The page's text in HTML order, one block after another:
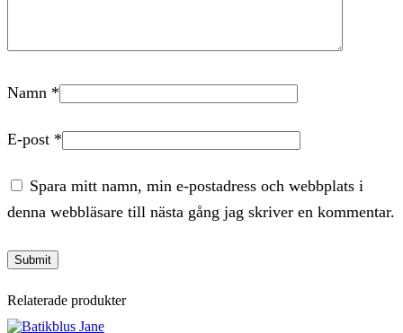
Namn *
E-post *
Spara mitt namn, min e-postadress och webbplats i
denna webbläsare till nästa gång jag skriver en kommentar.
Relaterade produkter